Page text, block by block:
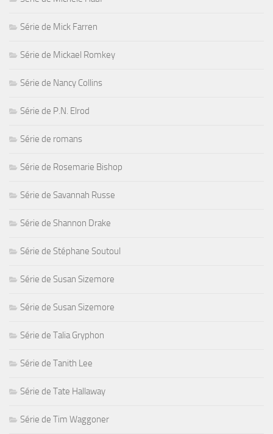
Série de Mick Farren
Série de Mickael Romkey
Série de Nancy Collins
Série de P.N. Elrod
Série de romans
Série de Rosemarie Bishop
Série de Savannah Russe
Série de Shannon Drake
Série de Stéphane Soutoul
Série de Susan Sizemore
Série de Susan Sizemore
Série de Talia Gryphon
Série de Tanith Lee
Série de Tate Hallaway
Série de Tim Waggoner